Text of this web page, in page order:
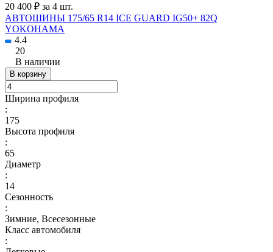
20 400 ₽ за 4 шт.
АВТОШИНЫ 175/65 R14 ICE GUARD IG50+ 82Q
YOKOHAMA
4.4
20
В наличии
В корзину
Ширина профиля
:
175
Высота профиля
:
65
Диаметр
:
14
Сезонность
:
Зимние, Всесезонные
Класс автомобиля
: